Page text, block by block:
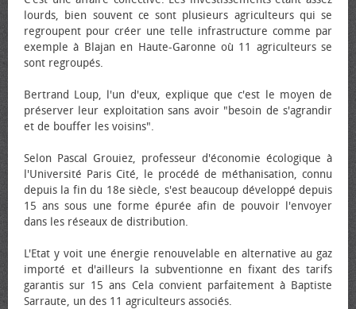
lourds, bien souvent ce sont plusieurs agriculteurs qui se
regroupent pour créer une telle infrastructure comme par
exemple à Blajan en Haute-Garonne où 11 agriculteurs se
sont regroupés.
Bertrand Loup, l'un d'eux, explique que c'est le moyen de
préserver leur exploitation sans avoir "besoin de s'agrandir
et de bouffer les voisins".
Selon Pascal Grouiez, professeur d'économie écologique à
l'Université Paris Cité, le procédé de méthanisation, connu
depuis la fin du 18e siècle, s'est beaucoup développé depuis
15 ans sous une forme épurée afin de pouvoir l'envoyer
dans les réseaux de distribution.
L'Etat y voit une énergie renouvelable en alternative au gaz
importé et d'ailleurs la subventionne en fixant des tarifs
garantis sur 15 ans Cela convient parfaitement à Baptiste
Sarraute, un des 11 agriculteurs associés.